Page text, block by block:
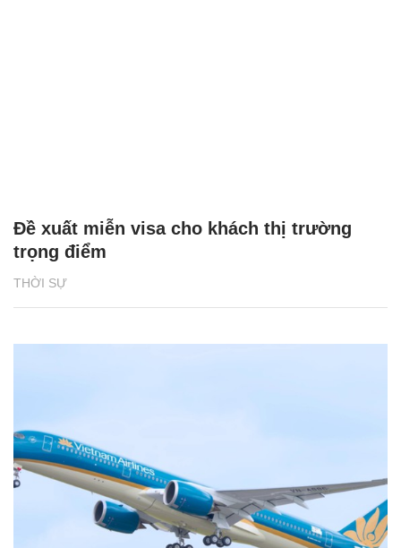
THỜI SỰ
Đề xuất miễn visa cho khách thị trường
trọng điểm